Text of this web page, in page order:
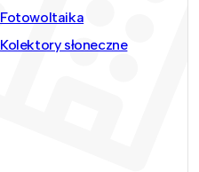
Fotowoltaika
Kolektory słoneczne